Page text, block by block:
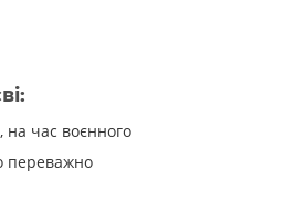
час воєнного
переважно